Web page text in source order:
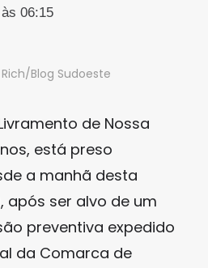
06:15
Blog Sudoeste
de Nossa
está preso
a manhã desta
ser alvo de um
preventiva expedido
da Comarca de